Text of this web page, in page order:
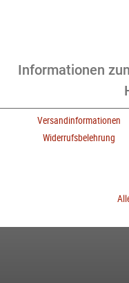
Informationen
Versandinformationen
Widerrufsbelehrung